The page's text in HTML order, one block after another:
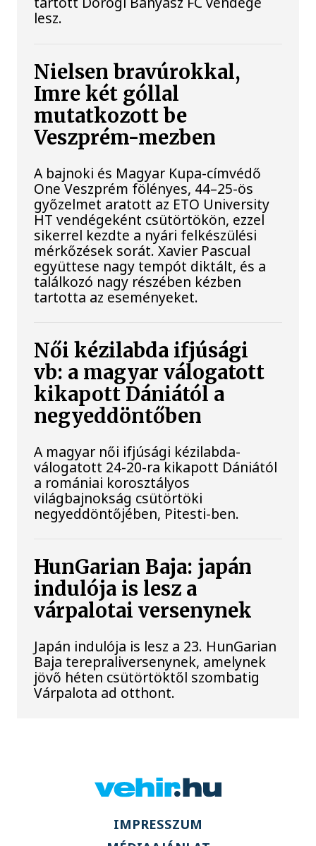
lesz.
Nielsen bravúrokkal,
Imre két góllal
mutatkozott be
Veszprém-mezben
A bajnoki és Magyar Kupa-címvédő
One Veszprém fölényes, 44–25-ös
győzelmet aratott az ETO University
HT vendégeként csütörtökön, ezzel
sikerrel kezdte a nyári felkészülési
mérkőzések sorát. Xavier Pascual
együttese nagy tempót diktált, és a
találkozó nagy részében kézben
tartotta az eseményeket.
Női kézilabda ifjúsági
vb: a magyar válogatott
kikapott Dániától a
negyeddöntőben
A magyar női ifjúsági kézilabda-
válogatott 24-20-ra kikapott Dániától
a romániai korosztályos
világbajnokság csütörtöki
negyeddöntőjében, Pitesti-ben.
HunGarian Baja: japán
indulója is lesz a
várpalotai versenynek
Japán indulója is lesz a 23. HunGarian
Baja terepraliversenynek, amelynek
jövő héten csütörtöktől szombatig
Várpalota ad otthont.
IMPRESSZUM